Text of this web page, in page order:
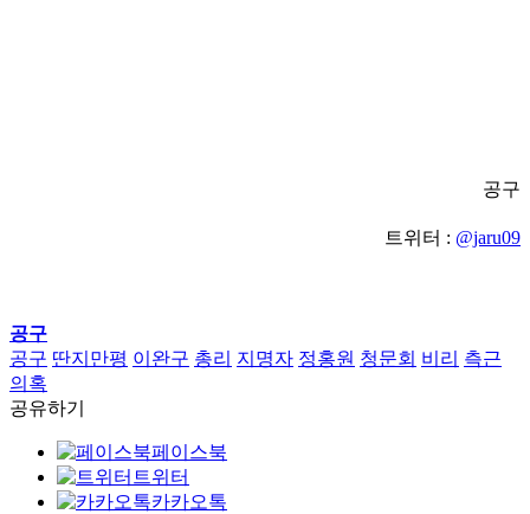
공구
트위터 : @jaru09
공구
공구 딴지만평 이완구 총리 지명자 정홍원 청문회 비리 측근
의혹
공유하기
페이스북
트위터
카카오톡